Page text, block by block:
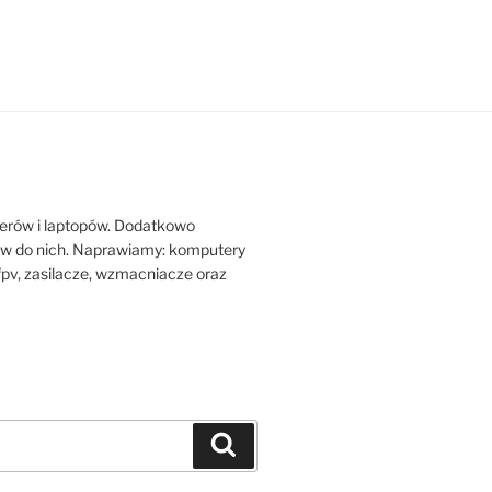
i laptopów. Dodatkowo
do nich. Naprawiamy: komputery
zasilacze, wzmacniacze oraz